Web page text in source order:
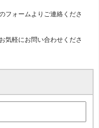
フォームよりご連絡くださ
気軽にお問い合わせくださ